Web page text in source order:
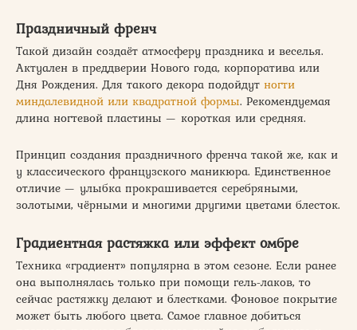
Праздничный френч
Такой дизайн создаёт атмосферу праздника и веселья.
Актуален в преддверии Нового года, корпоратива или
Дня Рождения. Для такого декора подойдут ногти
миндалевидной или квадратной формы. Рекомендуемая
длина ногтевой пластины — короткая или средняя.
Принцип создания праздничного френча такой же, как и
у классического французского маникюра. Единственное
отличие — улыбка прокрашивается серебряными,
золотыми, чёрными и многими другими цветами блесток.
Градиентная растяжка или эффект омбре
Техника «градиент» популярна в этом сезоне. Если ранее
она выполнялась только при помощи гель-лаков, то
сейчас растяжку делают и блестками. Фоновое покрытие
может быть любого цвета. Самое главное добиться